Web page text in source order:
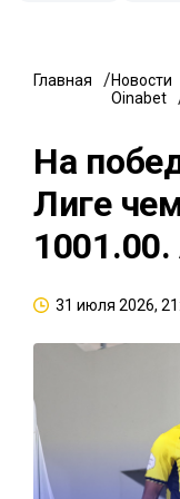
Главная
Новости
Oinabet
На
Лиге
31 июля 2026,